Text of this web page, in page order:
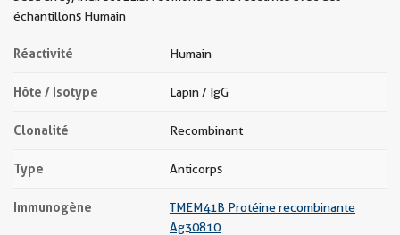
échantillons Humain
Réactivité Humain
Hôte / Isotype Lapin / IgG
Clonalité Recombinant
Type Anticorps
Immunogène
TMEM41B Protéine recombinante
Ag30810